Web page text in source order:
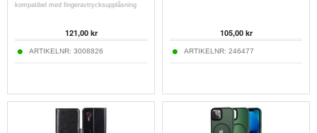
kompatibel med fingeravtrycksupplåsning
121,00 kr
ARTIKELNR: 3008826
105,00 kr
ARTIKELNR: 246477